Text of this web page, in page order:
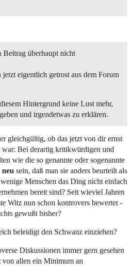
überhaupt nicht
eigentlich getrost aus dem Forum
Hintergrund keine Lust mehr,
und irgendetwas zu erklären.
gleichgültig, ob das jetzt von dir ernst
war: Bei derartig kritikwürdigen und
wie die so genannte oder sogenannte
neu sein, daß man sie anders beurteilt als
Menschen das Ding nicht einfach
bereit sind? Seit wieviel Jahren
Witz nun schon kontrovers bewertet -
gewußt bisher?
beleidigt den Schwanz einziehen?
Diskussionen immer gern gesehen
von allen ein Minimum an